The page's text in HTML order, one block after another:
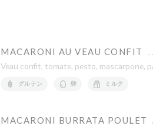
MACARONI AU VEAU CONFIT
Veau confit, tomate, pesto, mascarpone,
グルテン 卵 ミルク
MACARONI BURRATA POULET